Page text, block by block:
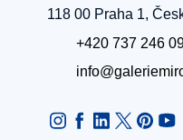
118 00 Praha 1,
+420 737 246